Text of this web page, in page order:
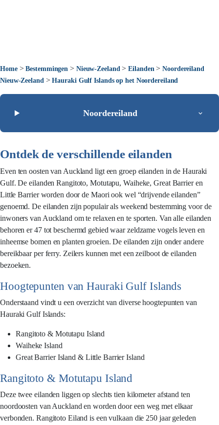
Home>Bestemmingen > Nieuw-Zeeland >Eilanden >Noordereiland
Nieuw-Zeeland >Hauraki Gulf Islands op het Noordereiland
Noordereiland
Ontdek de verschillende eilanden
Even ten oosten van Auckland ligt een groep eilanden in de Hauraki
Gulf. De eilanden Rangitoto, Motutapu, Waiheke, Great Barrier en
Little Barrier worden door de Maori ook wel “drijvende eilanden”
genoemd. De eilanden zijn populair als weekend bestemming voor de
inwoners van Auckland om te relaxen en te sporten. Van alle eilanden
behoren er 47 tot beschermd gebied waar zeldzame vogels leven en
inheemse bomen en planten groeien. De eilanden zijn onder andere
bereikbaar per ferry. Zeilers kunnen met een zeilboot de eilanden
bezoeken.
Hoogtepunten van Hauraki Gulf Islands
Onderstaand vindt u een overzicht van diverse hoogtepunten van
Hauraki Gulf Islands:
Rangitoto & Motutapu Island
Waiheke Island
Great Barrier Island & Little Barrier Island
Rangitoto & Motutapu Island
Deze twee eilanden liggen op slechts tien kilometer afstand ten
noordoosten van Auckland en worden door een weg met elkaar
verbonden. Rangitoto Eiland is een vulkaan die 250 jaar geleden